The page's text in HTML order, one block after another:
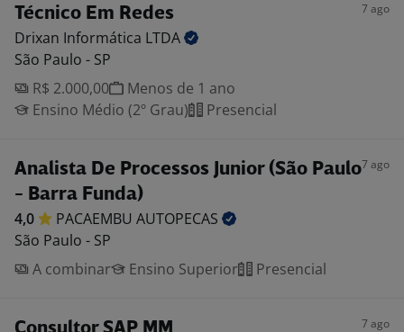
Técnico Em Redes 7 ago
Drixan Informática LTDA
São Paulo - SP
R$ 2.000,00
Menos de 1 ano
Ensino Médio (2º Grau)
Presencial
Analista De Processos Junior (São Paulo
- Barra Funda)
7 ago
4,0 PACAEMBU AUTOPECAS
São Paulo - SP
A combinar
Ensino Superior Presencial
7 ago